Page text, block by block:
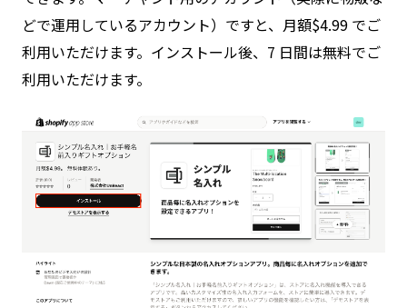
どで運用しているアカウント）ですと、月額$4.99 でご
利用いただけます。インストール後、7 日間は無料でご
利用いただけます。